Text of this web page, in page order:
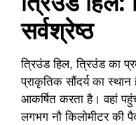
सर्वश्रेष्ठ
त्रिउंड हिल, त्रिउंड का
प्राकृतिक सौंदर्य का
आकर्षित करता है। वहां
लगभग नौ किलोमीटर की